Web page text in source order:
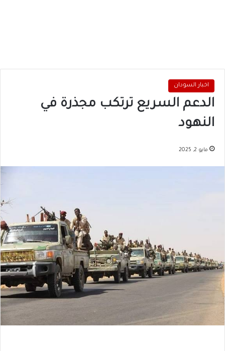
اخبار السودان
الدعم السريع ترتكب مجذرة في
النهود
مايو 2, 2025